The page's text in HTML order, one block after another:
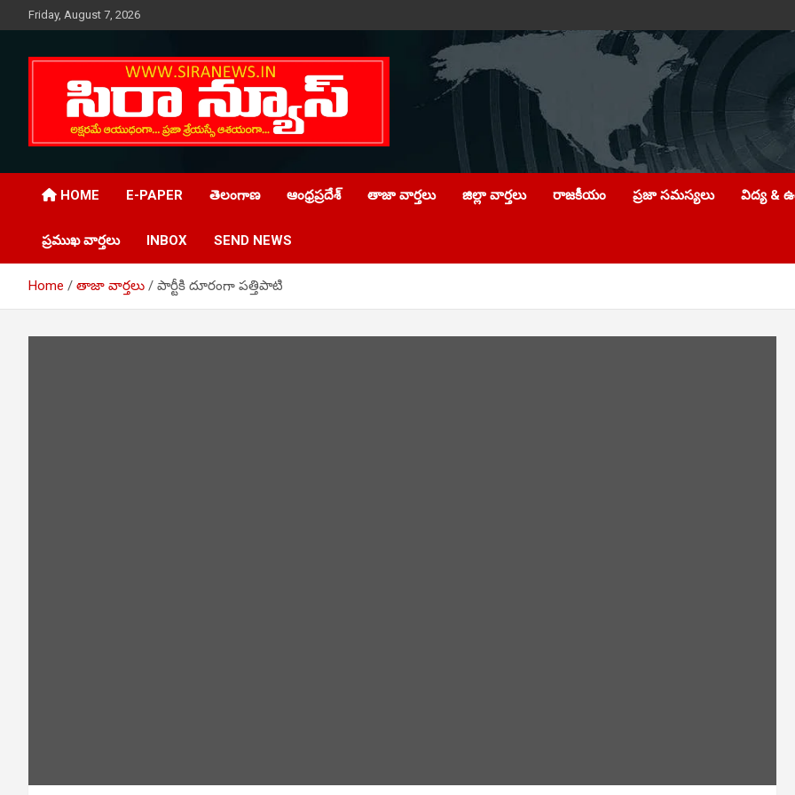
to
Friday, August 7, 2026
SIRA NEWS
HOME E-PAPER తెలంగాణ ఆంధ్రప్రదేశ్ తాజా వార్తలు జిల్లా వార్తలు రాజకీయం ప్రజా సమస్యలు విద్య &
ప్రముఖ వార్తలు INBOX SEND NEWS
Home తాజా వార్తలు పార్టీకి దూరంగా పత్తిపాటి